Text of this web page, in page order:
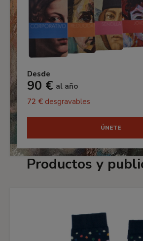
Desde
90 € al año
72 € desgravables
ÚNETE
Productos y